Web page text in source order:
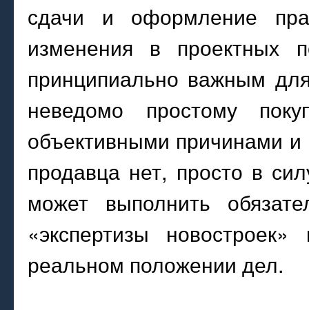
сдачи и оформление
изменения в проектных
принципиально важным
неведомо простому
объективными причинами и
продавца нет, просто в
может выполнить
«экспертизы
реальном положении дел.